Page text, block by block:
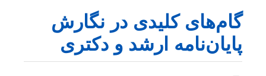
گام‌های کلیدی در نگارش
پایان‌نامه ارشد و دکتری